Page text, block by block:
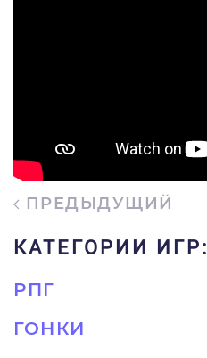
ПРЕДЫДУЩИЙ
КАТЕГОРИИ ИГР:
РПГ
ГОНКИ